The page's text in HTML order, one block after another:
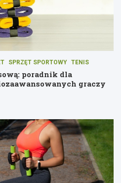
SPRZĘT SPORTOWY TENIS
poradnik dla
graczy